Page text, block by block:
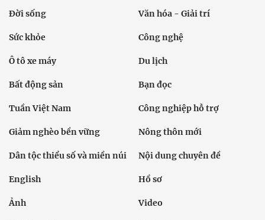
Đời sống Văn hóa - Giải trí
Sức khỏe Công nghệ
Ô tô xe máy Du lịch
Bất động sản Bạn đọc
Tuần Việt Nam Công nghiệp hỗ trợ
Giảm nghèo bền vững Nông thôn mới
Dân tộc thiểu số và miền núi Nội dung chuyên đề
English Hồ sơ
Ảnh Video